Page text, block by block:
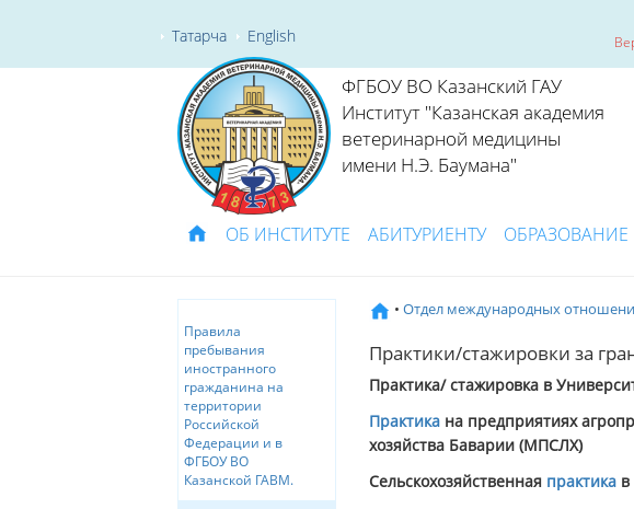
Татарча English
ФГБОУ ВО Казанский ГАУ
Институт "Казанская академия
ветеринарной медицины
имени Н.Э. Баумана"
ОБ ИНСТИТУТЕ АБИТУРИЕНТУ ОБРАЗОВАНИЕ
Правила
пребывания
иностранного
гражданина на
территории
Российской
Федерации и в
ФГБОУ ВО
Казанской ГАВМ.
• Отдел международных
Практики/стажировки за
Практика/ стажировка в
Практика на предприятиях
хозяйства Баварии (МПСЛХ)
Сельскохозяйственная практика